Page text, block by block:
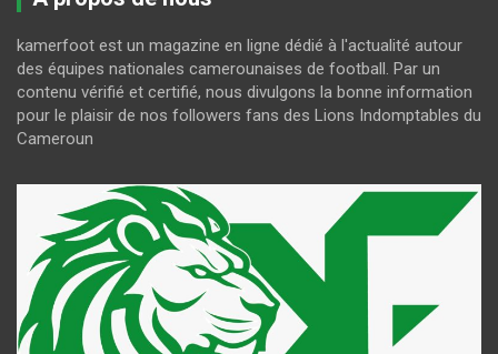
kamerfoot est un magazine en ligne dédié à l'actualité autour
des équipes nationales camerounaises de football. Par un
contenu vérifié et certifié, nous divulgons la bonne information
pour le plaisir de nos followers fans des Lions Indomptables du
Cameroun